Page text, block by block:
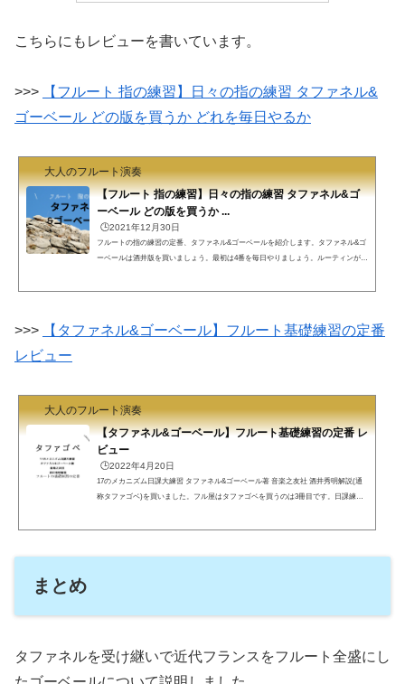
こちらにもレビューを書いています。
>>>
【フルート 指の練習】日々の指の練習 タファネル&
ゴーベール どの版を買うか どれを毎日やるか
大人のフルート演奏
【フルート 指の練習】日々の指の練習 タファネル&ゴ
ーベール どの版を買うか ...
🕒️2021年12月30日
フルートの指の練習の定番、タファネル&ゴーベールを紹介します。タファネル&ゴ
ーベールは酒井版を買いましょう。最初は4番を毎日やりましょう。ルーティンが必
手くなります。こういう考え方は、フルート演奏...
>>>
【タファネル&ゴーベール】フルート基礎練習の定番
レビュー
大人のフルート演奏
【タファネル&ゴーベール】フルート基礎練習の定番 レ
ビュー
🕒️2022年4月20日
17のメカニズム日課大練習 タファネル&ゴーベール著 音楽之友社 酒井秀明解説(通
称タファゴベ)を買いました。フル屋はタファゴベを買うのは3冊目です。日課練習
ります。1課題で譜めくりは0回または1回本の丈夫さ安価(function(b,c,f,g,a,d,e){b.Mo
まとめ
タファネルを受け継いで近代フランスをフルート全盛にし